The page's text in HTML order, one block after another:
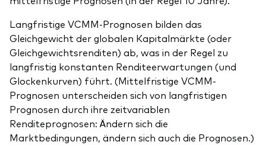
Langfristige VCMM-Prognosen bilden das
Gleichgewicht der globalen Kapitalmärkte (oder
Gleichgewichtsrenditen) ab, was in der Regel zu
langfristig konstanten Renditeerwartungen (und
Glockenkurven) führt. (Mittelfristige VCMM-
Prognosen unterscheiden sich von langfristigen
Prognosen durch ihre zeitvariablen
Renditeprognosen: Ändern sich die
Marktbedingungen, ändern sich auch die Prognosen.)